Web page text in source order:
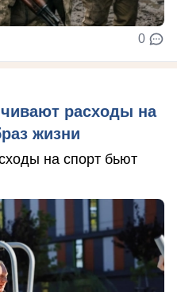
0
расходы на
жизни
на спорт бьют